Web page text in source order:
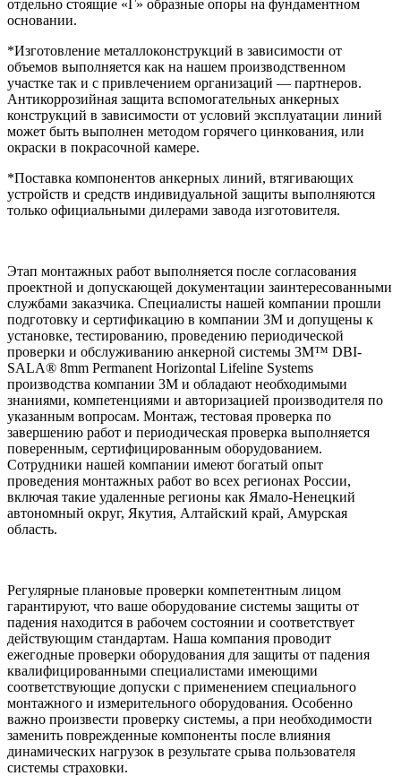
отдельно стоящие «Г» образные опоры на фундаментном
основании.
*Изготовление металлоконструкций в зависимости от
объемов выполняется как на нашем производственном
участке так и с привлечением организаций — партнеров.
Антикоррозийная защита вспомогательных анкерных
конструкций в зависимости от условий эксплуатации линий
может быть выполнен методом горячего цинкования, или
окраски в покрасочной камере.
*Поставка компонентов анкерных линий, втягивающих
устройств и средств индивидуальной защиты выполняются
только официальными дилерами завода изготовителя.
Этап монтажных работ выполняется после согласования
проектной и допускающей документации заинтересованными
службами заказчика. Специалисты нашей компании прошли
подготовку и сертификацию в компании 3М и допущены к
установке, тестированию, проведению периодической
проверки и обслуживанию анкерной системы 3M™ DBI-
SALA® 8mm Permanent Horizontal Lifeline Systems
производства компании 3М и обладают необходимыми
знаниями, компетенциями и авторизацией производителя по
указанным вопросам. Монтаж, тестовая проверка по
завершению работ и периодическая проверка выполняется
поверенным, сертифицированным оборудованием.
Сотрудники нашей компании имеют богатый опыт
проведения монтажных работ во всех регионах России,
включая такие удаленные регионы как Ямало-Ненецкий
автономный округ, Якутия, Алтайский край, Амурская
область.
Регулярные плановые проверки компетентным лицом
гарантируют, что ваше оборудование системы защиты от
падения находится в рабочем состоянии и соответствует
действующим стандартам. Наша компания проводит
ежегодные проверки оборудования для защиты от падения
квалифицированными специалистами имеющими
соответствующие допуски с применением специального
монтажного и измерительного оборудования. Особенно
важно произвести проверку системы, а при необходимости
заменить поврежденные компоненты после влияния
динамических нагрузок в результате срыва пользователя
системы страховки.